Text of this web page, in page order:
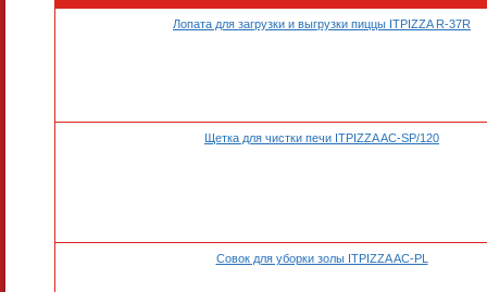
Лопата для загрузки и выгрузки пиццы ITPIZZA R-37R
Щетка для чистки печи ITPIZZA AC-SP/120
Совок для уборки золы ITPIZZA AC-PL